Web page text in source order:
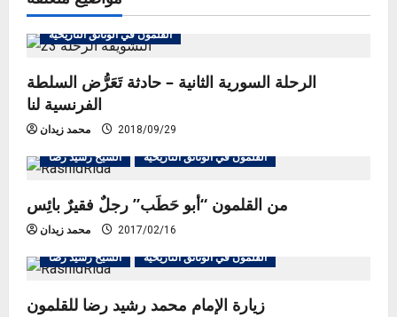
v
i
g
a
t
i
o
n
التاريخ والسٍير
القلمون في الوثائق التاريخية
الرحلة السورية الثانية – حادثة تَعَرُّض السلطة
الفرنسية لنا
محمد زيدان 2018/09/29
الشيخ رشيد رضا القلمون في الوثائق التاريخية
من القلمون “أبو حَطَب” رجلٌ فقيرٌ بائِس
محمد زيدان 2017/02/16
الشيخ رشيد رضا القلمون في الوثائق التاريخية
زيارة الإمام محمد رشيد رضا للقلمون